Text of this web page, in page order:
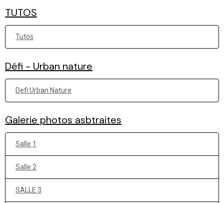
TUTOS
Tutos
Défi - Urban nature
Defi Urban Nature
Galerie photos asbtraites
Salle 1
Salle 2
SALLE 3